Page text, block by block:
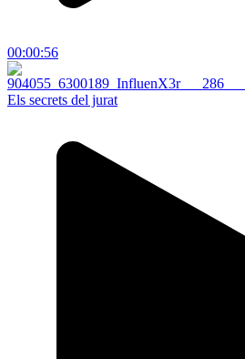
00:00:56
Els secrets del jurat